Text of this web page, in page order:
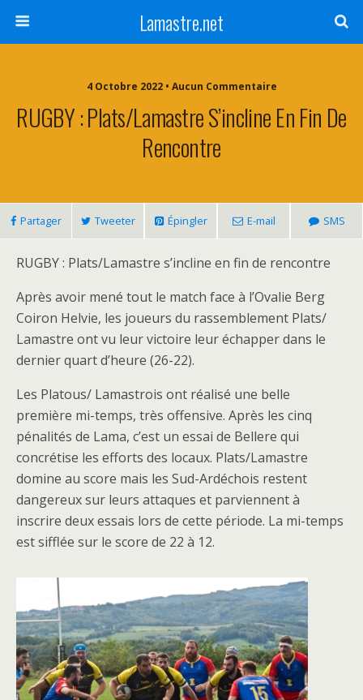
Lamastre.net
4 Octobre 2022 • Aucun Commentaire
RUGBY : Plats/Lamastre S’incline En Fin De
Rencontre
Partager Tweeter Épingler E-mail SMS
RUGBY : Plats/Lamastre s’incline en fin de rencontre
Après avoir mené tout le match face à l’Ovalie Berg
Coiron Helvie, les joueurs du rassemblement Plats/
Lamastre ont vu leur victoire leur échapper dans le
dernier quart d’heure (26-22).
Les Platous/ Lamastrois ont réalisé une belle
première mi-temps, très offensive. Après les cinq
pénalités de Lama, c’est un essai de Bellere qui
concrétise les efforts des locaux. Plats/Lamastre
domine au score mais les Sud-Ardéchois restent
dangereux sur leurs attaques et parviennent à
inscrire deux essais lors de cette période. La mi-temps
est sifflée sur le score de 22 à 12.